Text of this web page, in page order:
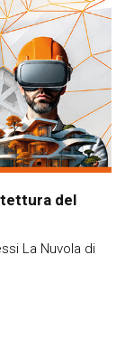
del
La Nuvola di